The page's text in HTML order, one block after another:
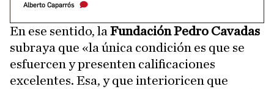
Alberto Caparrós
En ese sentido, la Fundación Pedro Cavadas
subraya que «la única condición es que se
esfuercen y presenten calificaciones
excelentes. Esa, y que interioricen que